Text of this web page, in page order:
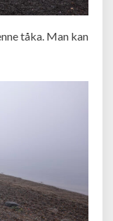
tåka. Man kan